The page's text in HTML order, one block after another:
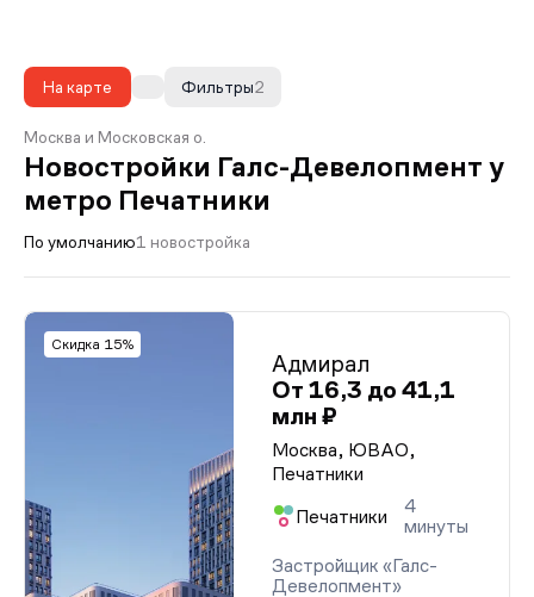
На карте 2
Фильтры
Москва и Московская о.
Новостройки Галс-Девелопмент у
метро Печатники
По умолчанию1 новостройка
Скидка 15%
Адмирал
От 16,3 до 41,1
млн ₽
Москва, ЮВАО,
Печатники
Печатники
4
минуты
Застройщик «Галс-
Девелопмент»